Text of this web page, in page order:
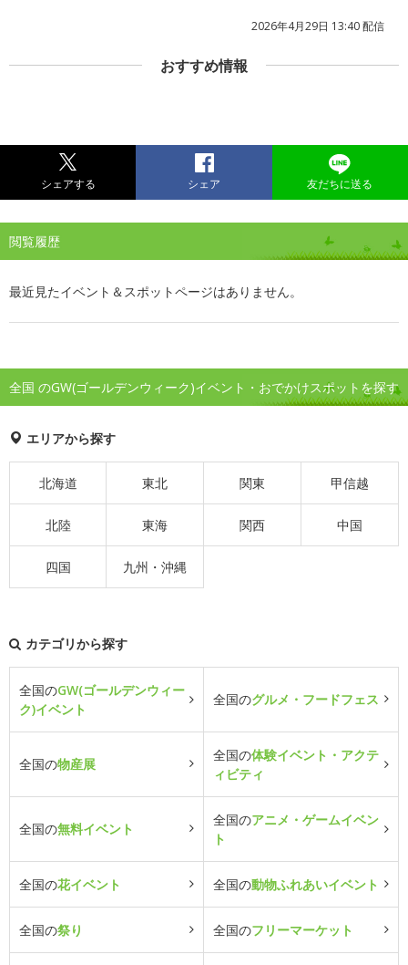
2026年4月29日 13:40 配信
おすすめ情報
シェアする シェア 友だちに送る
閲覧履歴
最近見たイベント＆スポットページはありません。
全国 のGW(ゴールデンウィーク)イベント・おでかけスポットを探す
エリアから探す
北海道 東北 関東 甲信越
北陸 東海 関西 中国
四国 九州・沖縄
カテゴリから探す
全国のGW(ゴールデンウィー
ク)イベント
全国のグルメ・フードフェス
全国の物産展
全国の体験イベント・アクテ
ィビティ
全国の無料イベント
全国のアニメ・ゲームイベン
ト
全国の花イベント 全国の動物ふれあいイベント
全国の祭り 全国のフリーマーケット